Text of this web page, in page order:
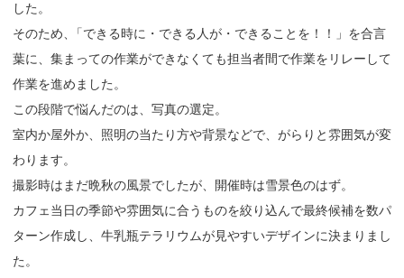
した。
そのため
「できる時に・できる人が・できることを！！」を合言
葉に、集まっての作業ができなくても担当者間で作業をリレーして
作業を進めました。
この段階で悩んだのは、写真の選定。
室内か屋外か、照明の当たり方や背景などで、がらりと雰囲気が変
わります。
撮影時はまだ晩秋の風景でしたが、開催時は雪景色のはず。
カフェ当日の季節や雰囲気に合うものを絞り込んで最終候補を数パ
ターン作成し、牛乳瓶テラリウムが見やすいデザインに決まりまし
た。